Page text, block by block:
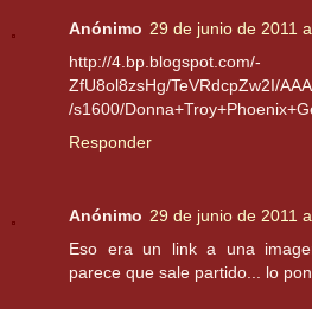
Anónimo 29 de junio de 2011
http://4.bp.blogspot.com/-
ZfU8ol8zsHg/TeVRdcpZw2I/
/s1600/
Responder
Anónimo 29 de junio de 2011
Eso era un link a una
parece que sale partido... lo